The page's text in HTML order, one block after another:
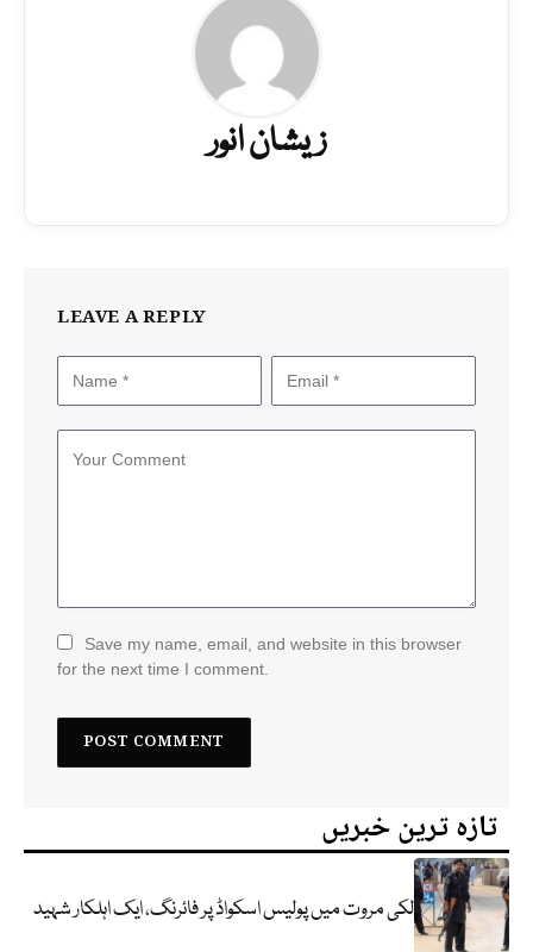
زیشان انور
LEAVE A REPLY
Save my name, email, and website in this browser
for the next time I comment.
تازہ ترین خبریں
لکی مروت میں پولیس اسکواڈ پر فائرنگ، ایک اہلکار شہید